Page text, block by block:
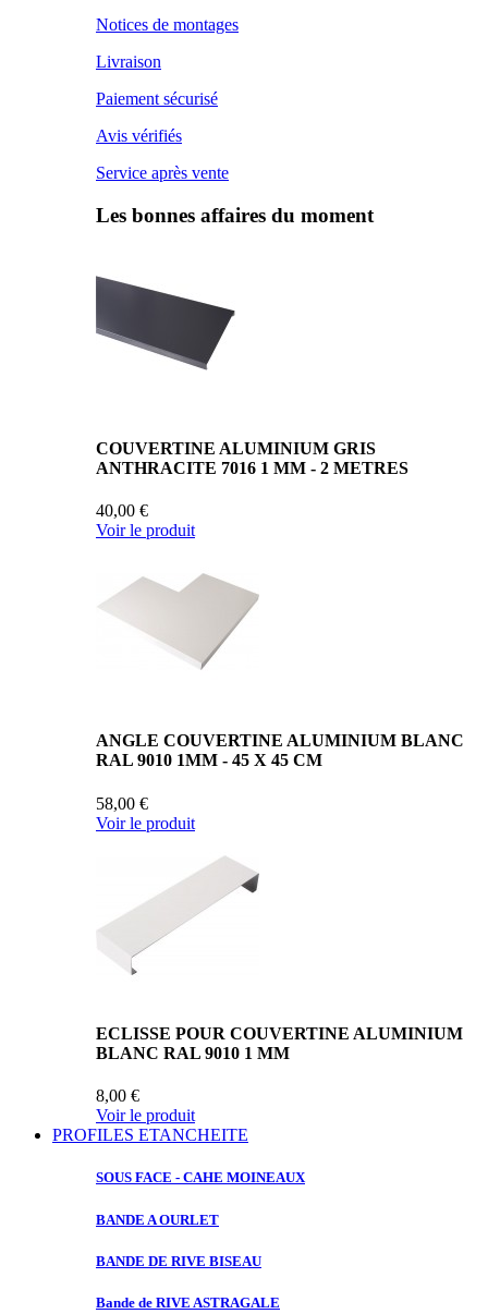
Notices de montages
Livraison
Paiement sécurisé
Avis vérifiés
Service après vente
Les bonnes affaires du moment
COUVERTINE ALUMINIUM GRIS
ANTHRACITE 7016 1 MM - 2 METRES
40,00 €
Voir le produit
ANGLE COUVERTINE ALUMINIUM BLANC
RAL 9010 1MM - 45 X 45 CM
58,00 €
Voir le produit
ECLISSE POUR COUVERTINE ALUMINIUM
BLANC RAL 9010 1 MM
8,00 €
Voir le produit
PROFILES ETANCHEITE
SOUS FACE - CAHE MOINEAUX
BANDE AOURLET
BANDE DE RIVE BISEAU
Bande de RIVE ASTRAGALE